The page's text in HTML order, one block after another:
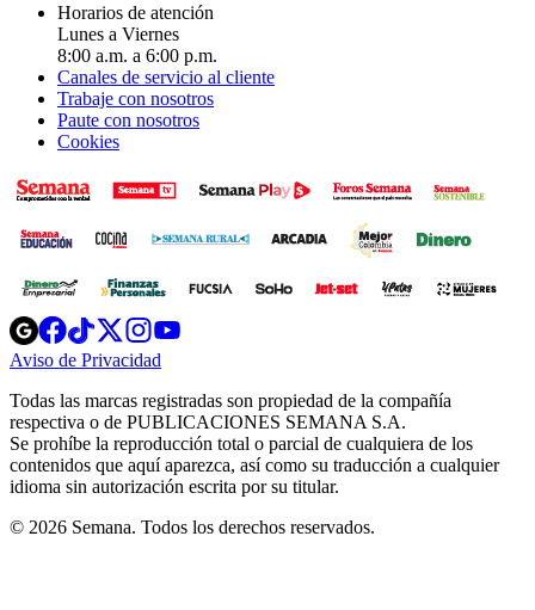
Horarios de atención
Lunes a Viernes
8:00 a.m. a 6:00 p.m.
Canales de servicio al cliente
Trabaje con nosotros
Paute con nosotros
Cookies
Opens
in
new
Opens
in
new
Opens
in
new
window
Opens
new
windowwindow
Aviso de Privacidad
new
window
Todas las marcas registradas son propiedad de la compañía
respectiva o de PUBLICACIONES SEMANA S.A.
Se prohíbe la reproducción total o parcial de cualquiera de los
contenidos que aquí aparezca, así como su traducción a cualquier
idioma sin autorización escrita por su titular.
© 2026 Semana. Todos los derechos reservados.